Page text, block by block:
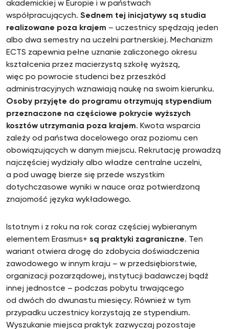
akademickiej w Europie i w państwach
współpracujących. Sednem tej inicjatywy są studia
realizowane poza krajem – uczestnicy spędzają jeden
albo dwa semestry na uczelni partnerskiej. Mechanizm
ECTS zapewnia pełne uznanie zaliczonego okresu
kształcenia przez macierzystą szkołę wyższą,
więc po powrocie studenci bez przeszkód
administracyjnych wznawiają naukę na swoim kierunku.
Osoby przyjęte do programu otrzymują stypendium
przeznaczone na częściowe pokrycie wyższych
kosztów utrzymania poza krajem. Kwota wsparcia
zależy od państwa docelowego oraz poziomu cen
obowiązujących w danym miejscu. Rekrutację prowadzą
najczęściej wydziały albo władze centralne uczelni,
a pod uwagę bierze się przede wszystkim
dotychczasowe wyniki w nauce oraz potwierdzoną
znajomość języka wykładowego.
Istotnym i z roku na rok coraz częściej wybieranym
elementem Erasmus+ są praktyki zagraniczne. Ten
wariant otwiera drogę do zdobycia doświadczenia
zawodowego w innym kraju – w przedsiębiorstwie,
organizacji pozarządowej, instytucji badawczej bądź
innej jednostce – podczas pobytu trwającego
od dwóch do dwunastu miesięcy. Również w tym
przypadku uczestnicy korzystają ze stypendium.
Wyszukanie miejsca praktyk zazwyczaj pozostaje